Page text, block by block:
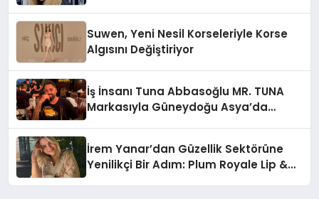
Suwen, Yeni Nesil Korseleriyle Korse
Algısını Değiştiriyor
İş İnsanı Tuna Abbasoğlu MR. TUNA
Markasıyla Güneydoğu Asya’da
İrem Yanar’dan Güzellik Sektörüne
Yenilikçi Bir Adım: Plum Royale Lip &